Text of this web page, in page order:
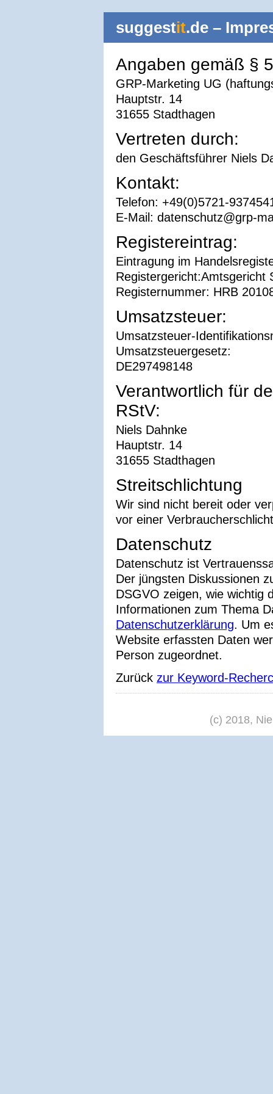
suggestit.de –
Angaben gemäß §
GRP-Marketing UG
Hauptstr. 14
31655 Stadthagen
Vertreten durch:
den Geschäftsführer Niels
Kontakt:
Telefon: +49(0)5721-
E-Mail: datenschutz@grp-
Registereintrag:
Eintragung im
Registergericht:Amtsgericht
Registernummer: HRB
Umsatzsteuer:
Umsatzsteuer-
Umsatzsteuergesetz:
DE297498148
Verantwortlich für
RStV:
Niels Dahnke
Hauptstr. 14
31655 Stadthagen
Streitschlichtung
Wir sind nicht bereit oder
vor einer
Datenschutz
Datenschutz ist
Der jüngsten Diskussionen
DSGVO zeigen, wie wichtig
Informationen zum Thema
Datenschutzerklärung. Um
Website erfassten Daten
Person zugeordnet.
Zurück zur Keyword-
(c) 2018,